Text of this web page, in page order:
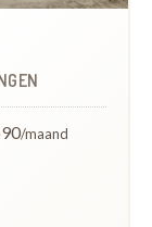
/maand